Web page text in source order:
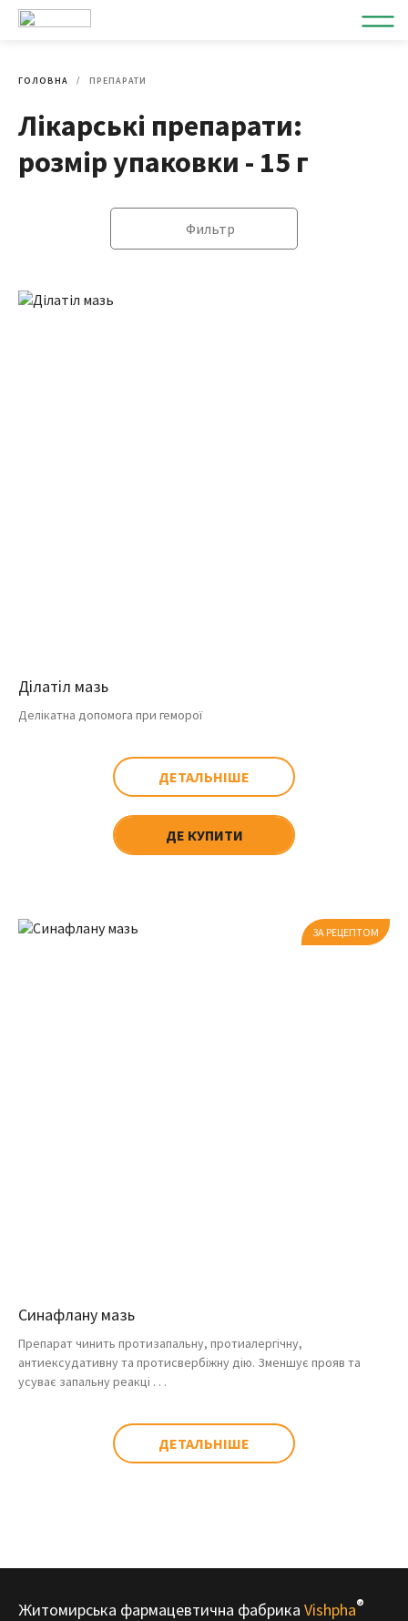
ГОЛОВНА ПРЕПАРАТИ
Лікарські препарати:
розмір упаковки - 15 г
Фильтр
Ділатіл мазь
Делікатна допомога при геморої
ДЕТАЛЬНІШЕ
ДЕ КУПИТИ
ЗА РЕЦЕПТОМ
Синафлану мазь
Препарат чинить протизапальну, протиалергічну,
антиексудативну та протисвербіжну дію. Зменшує прояв та
усуває запальну реакці . . .
ДЕТАЛЬНІШЕ
Житомирська фармацевтична фабрика Vishpha®